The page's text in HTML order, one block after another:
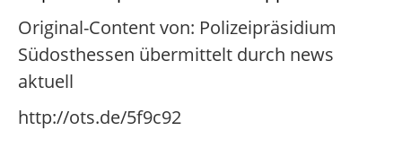
Original-Content von: Polizeipräsidium
Südosthessen übermittelt durch news
aktuell
http://ots.de/5f9c92